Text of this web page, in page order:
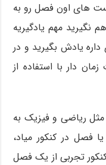
های اون فصل رو به
مهم یادگیریه
یادش بگیرید و در
دار با استفاده از
ریاضی و فیزیک به
فصل در کنکور میاد،
در کنکور تجربی از یک فصل